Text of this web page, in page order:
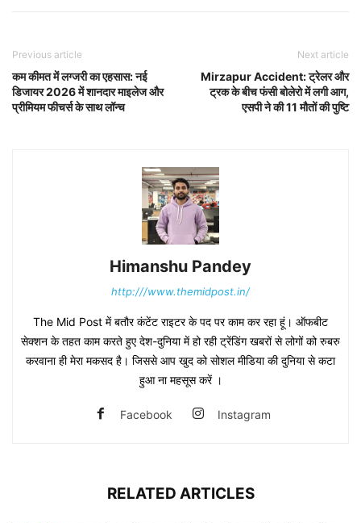
Previous article
कम कीमत में लग्जरी का एहसास: नई
डिजायर 2026 में शानदार माइलेज और
प्रीमियम फीचर्स के साथ लॉन्च
Next article
Mirzapur Accident: ट्रेलर और
ट्रक के बीच फंसी बोलेरो में लगी आग,
एसपी ने की 11 मौतों की पुष्टि
Himanshu Pandey
http:///www.themidpost.in/
The Mid Post में बतौर कंटेंट राइटर के पद पर काम कर रहा हूं। ऑफबीट
सेक्शन के तहत काम करते हुए देश-दुनिया में हो रही ट्रेंडिंग खबरों से लोगों को रुबरु
करवाना ही मेरा मकसद है। जिससे आप खुद को सोशल मीडिया की दुनिया से कटा
हुआ ना महसूस करें ।
Facebook Instagram
RELATED ARTICLES